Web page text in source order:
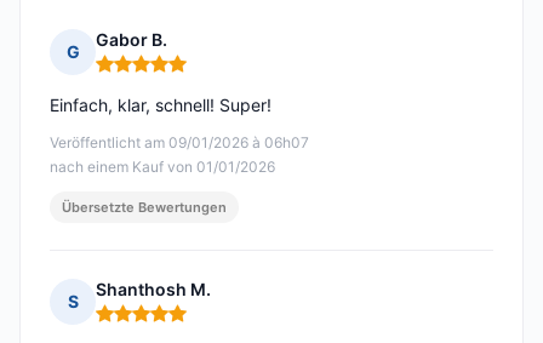
G
Gabor B.
Hinweis: 5 von 5
Veröffentlicht am 09/01/2026 à 06h07
nach einem Kauf von 01/01/2026
Einfach, klar, schnell! Super!
Übersetzte Bewertungen
S
Shanthosh M.
Hinweis: 5 von 5